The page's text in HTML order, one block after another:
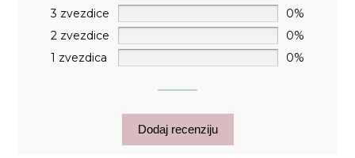
3 zvezdice
0%
2 zvezdice
0%
1 zvezdica
0%
Dodaj recenziju